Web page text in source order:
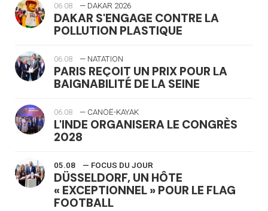
06.08 — DAKAR 2026
DAKAR S'ENGAGE CONTRE LA
POLLUTION PLASTIQUE
06.08 — NATATION
PARIS REÇOIT UN PRIX POUR LA
BAIGNABILITÉ DE LA SEINE
06.08 — CANOË-KAYAK
L'INDE ORGANISERA LE CONGRÈS
2028
05.08 — FOCUS DU JOUR
DÜSSELDORF, UN HÔTE
« EXCEPTIONNEL » POUR LE FLAG
FOOTBALL